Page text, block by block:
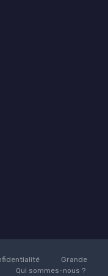
Grande
Qui sommes-nous ?